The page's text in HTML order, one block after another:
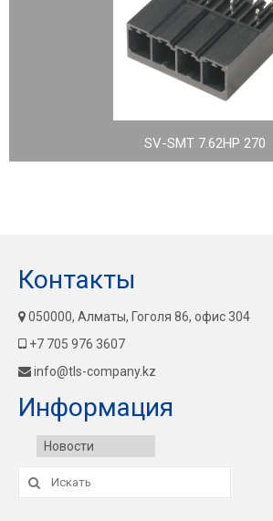
SV-SMT 7.62HP 270
Контакты
050000, Алматы, Гоголя 86, офис 304
+7 705 976 3607
info@tls-company.kz
Информация
Новости
Искать: